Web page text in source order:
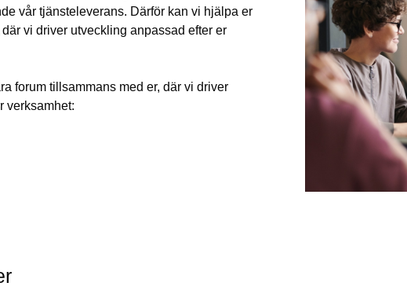
vår tjänsteleverans. Därför kan vi hjälpa er
vi driver utveckling anpassad efter er
forum tillsammans med er, där vi driver
verksamhet: